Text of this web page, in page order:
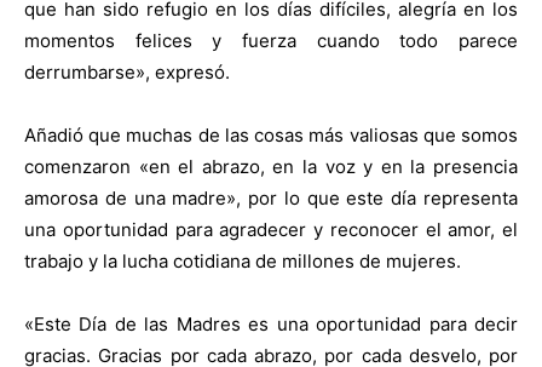
que han sido refugio en los días difíciles, alegría en los
momentos felices y fuerza cuando todo parece
derrumbarse», expresó.
Añadió que muchas de las cosas más valiosas que somos
comenzaron «en el abrazo, en la voz y en la presencia
amorosa de una madre», por lo que este día representa
una oportunidad para agradecer y reconocer el amor, el
trabajo y la lucha cotidiana de millones de mujeres.
«Este Día de las Madres es una oportunidad para decir
gracias. Gracias por cada abrazo, por cada desvelo, por